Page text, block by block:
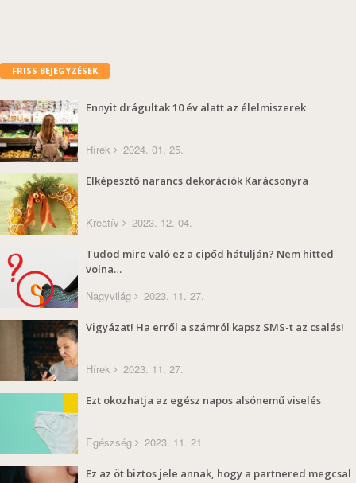
FRISS BEJEGYZÉSEK
Ennyit drágultak 10 év alatt az élelmiszerek
Hírek 2024. 01. 25.
Elképesztő narancs dekorációk Karácsonyra
Kreatív 2023. 12. 04.
Tudod mire való ez a cipőd hátulján? Nem hitted
volna…
Nagyvilág 2023. 11. 27.
Vigyázat! Ha erről a számról kapsz SMS-t az csalás!
Hírek 2023. 11. 27.
Ezt okozhatja az egész napos alsónemű viselés
Egészség 2023. 11. 21.
Ez az öt biztos jele annak, hogy a partnered megcsal